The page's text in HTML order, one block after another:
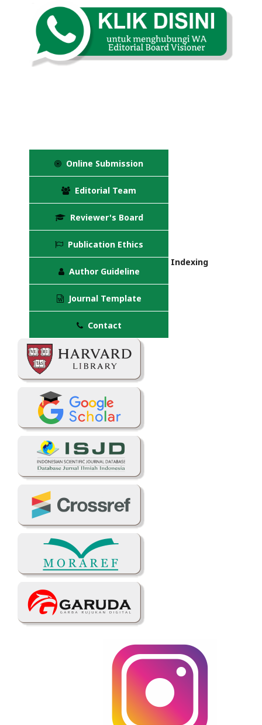
Online Submission
Editorial Team
Reviewer's Board
Publication Ethics
Author Guideline
Journal Template
Contact
Indexing